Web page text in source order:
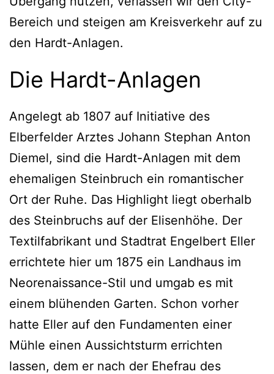
Bereich und steigen am Kreisverkehr auf zu
den Hardt-Anlagen.
Die Hardt-Anlagen
Angelegt ab 1807 auf Initiative des
Elberfelder Arztes Johann Stephan Anton
Diemel, sind die Hardt-Anlagen mit dem
ehemaligen Steinbruch ein romantischer
Ort der Ruhe. Das Highlight liegt oberhalb
des Steinbruchs auf der Elisenhöhe. Der
Textilfabrikant und Stadtrat Engelbert Eller
errichtete hier um 1875 ein Landhaus im
Neorenaissance-Stil und umgab es mit
einem blühenden Garten. Schon vorher
hatte Eller auf den Fundamenten einer
Mühle einen Aussichtsturm errichten
lassen, dem er nach der Ehefrau des